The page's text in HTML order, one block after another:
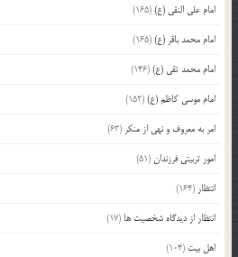
امام علی النقی (ع)(165)
امام محمد باقر (ع)(165)
امام محمد تقی (ع)(146)
امام موسی کاظم (ع)(152)
امر به معروف و نهی از منکر (63)
امور تربیتی فرزندان(51)
انتظار (164)
انتظار از دیدگاه شخصیت ها (17)
اهل بیت (104)